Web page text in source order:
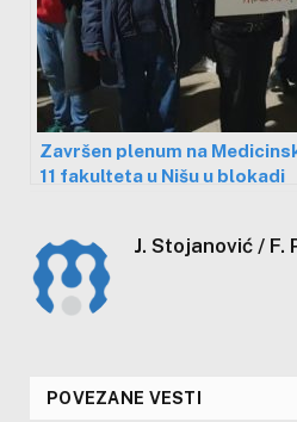
Završen plenum na
11 fakulteta u Nišu u blokadi
J. Stojanović / F.
POVEZANE VESTI